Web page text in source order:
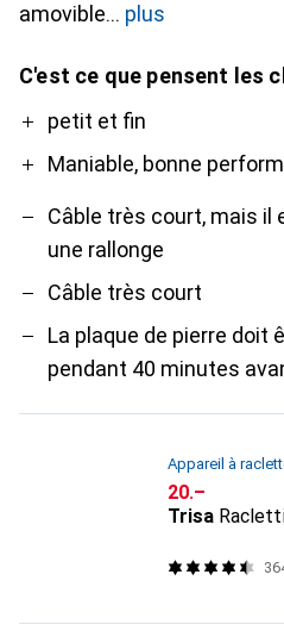
amovible
plus
C'est ce que pensent les
Propetit et fin
Maniable, bonne
Contre
Câble très court, mais
une rallonge
Câble très court
La plaque de pierre doit
pendant 40 minutes
Appareil à
CHF
20.–
Trisa